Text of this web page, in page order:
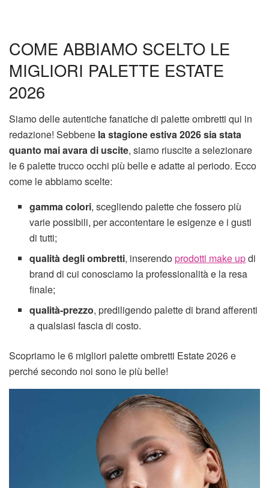
COME ABBIAMO SCELTO LE
MIGLIORI PALETTE ESTATE
2026
Siamo delle autentiche fanatiche di palette ombretti qui in
redazione! Sebbene la stagione estiva 2026 sia stata
quanto mai avara di uscite, siamo riuscite a selezionare
le 6 palette trucco occhi più belle e adatte al periodo. Ecco
come le abbiamo scelte:
gamma colori, scegliendo palette che fossero più
varie possibili, per accontentare le esigenze e i gusti
di tutti;
qualità degli ombretti, inserendoprodotti make updi
brand di cui conosciamo la professionalità e la resa
finale;
qualità-prezzo, prediligendo palette di brand afferenti
a qualsiasi fascia di costo.
Scopriamo le 6 migliori palette ombretti Estate 2026 e
perché secondo noi sono le più belle!